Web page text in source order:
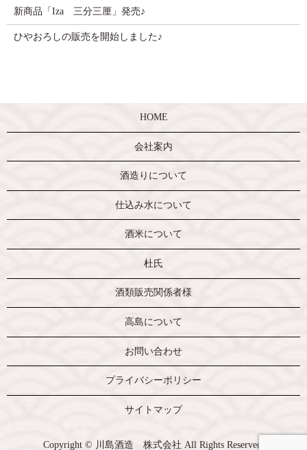
新商品「Iza 三分三厘」発売♪
ひやおろしの販売を開始しました♪
HOME
会社案内
酒造りについて
仕込み水について
酒米について
杜氏
酒類販売関係者様
高島について
お問い合わせ
プライバシーポリシー
サイトマップ
Copyright © 川島酒造 株式会社 All Rights Reserved.